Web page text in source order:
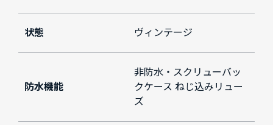
状態 ヴィンテージ
防水機能
非防水・スクリューバッ
クケース ねじ込みリュー
ズ